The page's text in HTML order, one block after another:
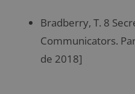
Bradberry, T. 8
Communicators.
de 2018]